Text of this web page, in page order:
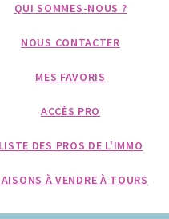
QUI SOMMES-NOUS ?
NOUS CONTACTER
MES FAVORIS
ACCÈS PRO
LISTE DES PROS DE L'IMMO
À VENDRE À TOURS